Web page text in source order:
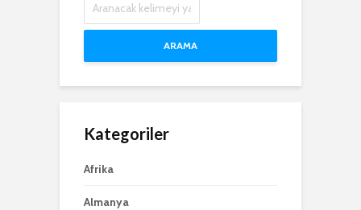
ARAMA
Kategoriler
Afrika
Almanya